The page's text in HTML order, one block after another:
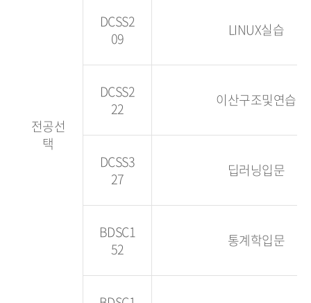
전공선
택
DCSS2
09
LINUX실습
DCSS2
22
이산구조및연습
DCSS3
27
딥러닝입문
BDSC1
52
통계학입문